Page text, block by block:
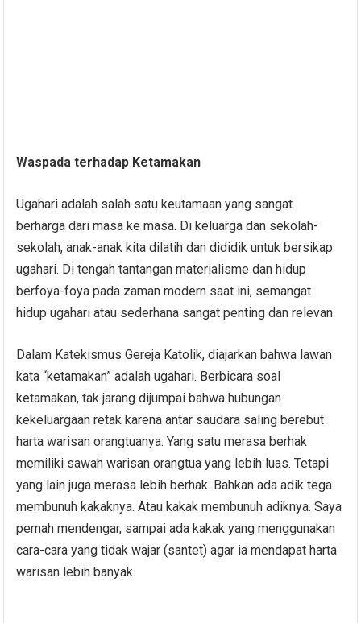
Waspada terhadap Ketamakan
Ugahari adalah salah satu keutamaan yang sangat
berharga dari masa ke masa. Di keluarga dan sekolah-
sekolah, anak-anak kita dilatih dan dididik untuk bersikap
ugahari. Di tengah tantangan materialisme dan hidup
berfoya-foya pada zaman modern saat ini, semangat
hidup ugahari atau sederhana sangat penting dan relevan.
Dalam Katekismus Gereja Katolik, diajarkan bahwa lawan
kata “ketamakan” adalah ugahari. Berbicara soal
ketamakan, tak jarang dijumpai bahwa hubungan
kekeluargaan retak karena antar saudara saling berebut
harta warisan orangtuanya. Yang satu merasa berhak
memiliki sawah warisan orangtua yang lebih luas. Tetapi
yang lain juga merasa lebih berhak. Bahkan ada adik tega
membunuh kakaknya. Atau kakak membunuh adiknya. Saya
pernah mendengar, sampai ada kakak yang menggunakan
cara-cara yang tidak wajar (santet) agar ia mendapat harta
warisan lebih banyak.